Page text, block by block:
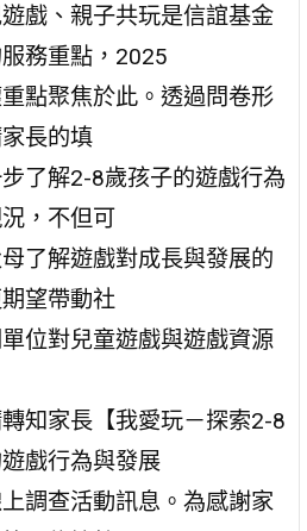
戲、親子共玩是信誼基金
務重點，2025
點聚焦於此。透過問卷形
長的填
了解2-8歲孩子的遊戲行為
，不但可
了解遊戲對成長與發展的
望帶動社
位對兒童遊戲與遊戲資源
知家長【我愛玩－探索2-8
戲行為與發展
調查活動訊息。為感謝家